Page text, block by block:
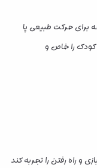
برای حرکت طبیعی پا
کودک را خاص و
و راه رفتن را تجربه کند